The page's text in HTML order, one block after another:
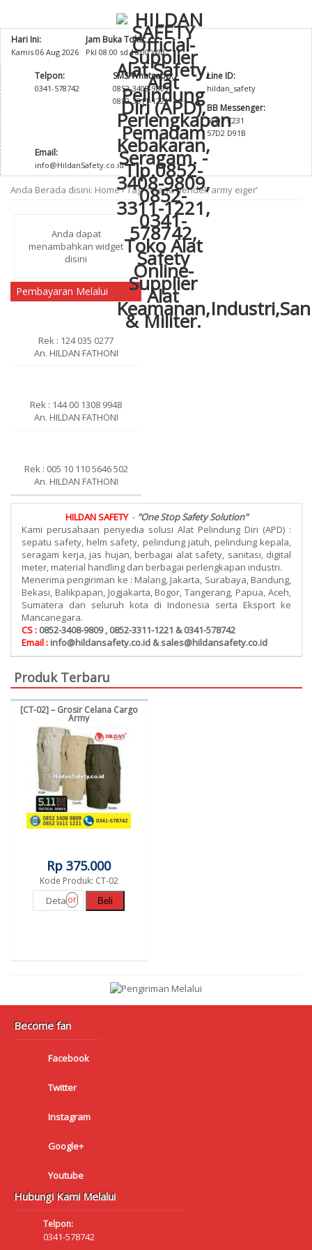
Hari Ini:
Kamis 06 Aug 2026
Jam Buka Toko:
Pkl 08.00 sd 16.00 WIB
Telpon:
0341-578742
SMS/Whatsapp:
0852-3408-9809
0852-3311-1221
Line ID:
hildan_safety
BB Messenger:
5FD7 C231
57D2 D91B
Email:
info@HildanSafety.co.id
Anda Berada disini: Home›Tag ‘celana pendek army eiger’
Anda dapat
menambahkan widget
disini
Pembayaran Melalui
Rek : 124 035 0277
An. HILDAN FATHONI
Rek : 144 00 1308 9948
An. HILDAN FATHONI
Rek : 005 10 110 5646 502
An. HILDAN FATHONI
HILDAN SAFETY- "One Stop Safety Solution"
Kami perusahaan penyedia solusi Alat Pelindung Diri (APD) :
sepatu safety, helm safety, pelindung jatuh, pelindung kepala,
seragam kerja, jas hujan, berbagai alat safety, sanitasi, digital
meter, material handling dan berbagai perlengkapan industri.
Menerima pengiriman ke : Malang, Jakarta, Surabaya, Bandung,
Bekasi, Balikpapan, Jogjakarta, Bogor, Tangerang, Papua, Aceh,
Sumatera dan seluruh kota di Indonesia serta Eksport ke
Mancanegara.
CS : 0852-3408-9809 , 0852-3311-1221 & 0341-578742
Email : info@hildansafety.co.id & sales@hildansafety.co.id
Produk Terbaru
[CT-02] – Grosir Celana Cargo
Army
Rp 375.000
Kode Produk: CT-02
Detailor Beli
Become fan
Facebook
Twitter
Instagram
Google+
Youtube
Hubungi Kami Melalui
Telpon:
0341-578742